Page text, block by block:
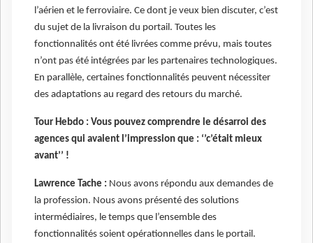
l’aérien et le ferroviaire. Ce dont je veux bien discuter, c’est
du sujet de la livraison du portail. Toutes les
fonctionnalités ont été livrées comme prévu, mais toutes
n’ont pas été intégrées par les partenaires technologiques.
En parallèle, certaines fonctionnalités peuvent nécessiter
des adaptations au regard des retours du marché.
Tour Hebdo : Vous pouvez comprendre le désarroi des
agences qui avaient l’impression que : ‘’c’était mieux
avant’’ !
Lawrence Tache : Nous avons répondu aux demandes de
la profession. Nous avons présenté des solutions
intermédiaires, le temps que l’ensemble des
fonctionnalités soient opérationnelles dans le portail.